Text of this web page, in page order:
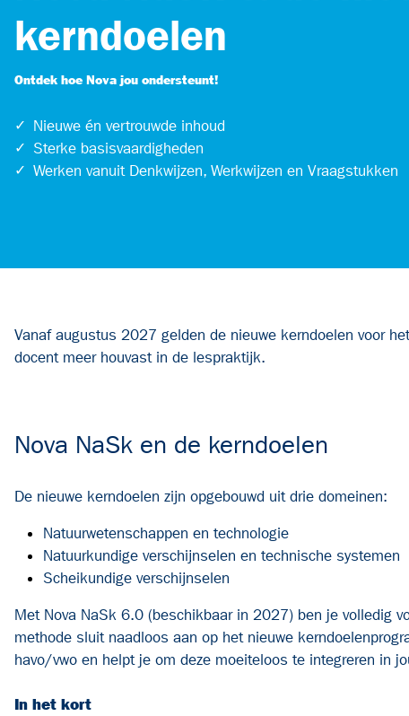
kerndoelen
Ontdek hoe Nova jou ondersteunt!
✓ Nieuwe én vertrouwde inhoud
✓ Sterke basisvaardigheden
✓ Werken vanuit Denkwijzen, Werkwijzen en Vraagstukken
Vanaf augustus 2027 gelden de nieuwe kerndoelen voor
docent meer houvast in de lespraktijk.
Nova NaSk en de kerndoelen
De nieuwe kerndoelen zijn opgebouwd uit drie domeinen:
Natuurwetenschappen en technologie
Natuurkundige verschijnselen en technische systemen
Scheikundige verschijnselen
Met Nova NaSk 6.0 (beschikbaar in 2027) ben je volledig
methode sluit naadloos aan op het nieuwe
havo/vwo en helpt je om deze moeiteloos te integreren in
In het kort